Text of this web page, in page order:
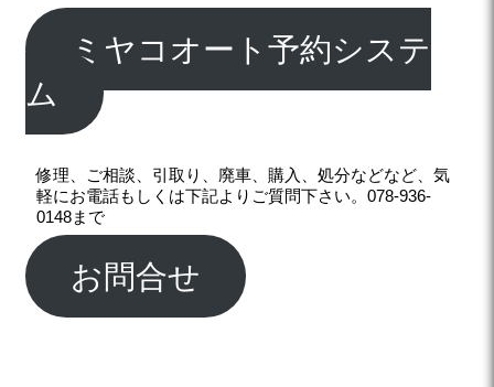
ミヤコオート予約システ
ム
修理、ご相談、引取り、廃車、購入、処分などなど、気
軽にお電話もしくは下記よりご質問下さい。078-936-
0148まで
お問合せ